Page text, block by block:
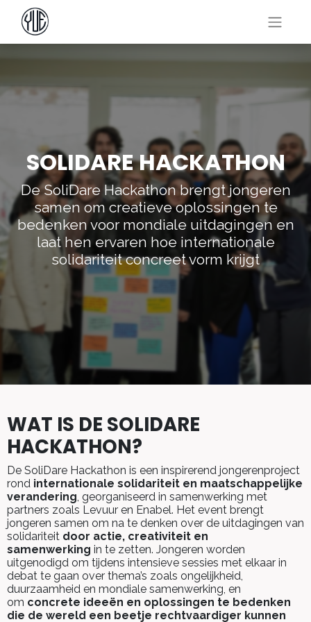
SOLIDARE HACKATHON
De SoliDare Hackathon brengt jongeren
samen om creatieve oplossingen te
bedenken voor mondiale uitdagingen en
laat hen ervaren hoe internationale
solidariteit concreet vorm krijgt
WAT IS DE SOLIDARE
HACKATHON?
De SoliDare Hackathon is een inspirerend jongerenproject
rond internationale solidariteit en maatschappelijke
verandering , georganiseerd in samenwerking met
partners zoals Levuur en Enabel. Het event brengt
jongeren samen om na te denken over de uitdagingen van
solidariteit door actie, creativiteit en
samenwerking in te zetten. Jongeren worden
uitgenodigd om tijdens intensieve sessies met elkaar in
debat te gaan over thema’s zoals ongelijkheid,
duurzaamheid en mondiale samenwerking, en
om concrete ideeën en oplossingen te bedenken
die de wereld een beetje rechtvaardiger kunnen